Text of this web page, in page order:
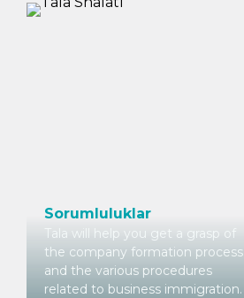
Sorumluluklar
Tala will help you get a grasp of
the company formation process
and the various procedures
related to business immigration.